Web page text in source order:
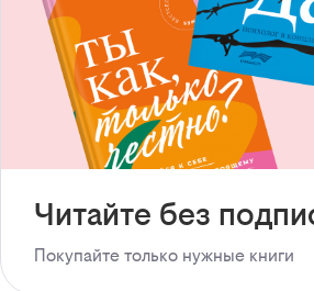
Читайте без
Покупайте только нужные книги